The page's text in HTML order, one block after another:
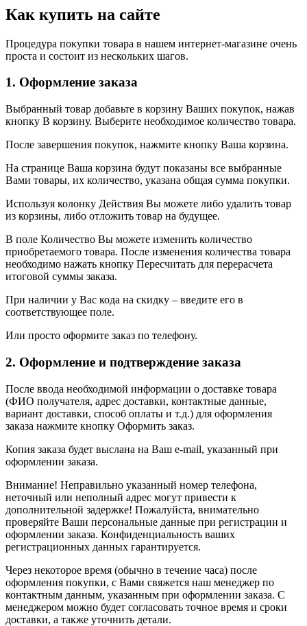
Как купить на сайте
Процедура покупки товара в нашем интернет-магазине очень
проста и состоит из нескольких шагов.
1. Оформление заказа
Выбранный товар добавьте в корзину Ваших покупок, нажав
кнопку В корзину. Выберите необходимое количество товара.
После завершения покупок, нажмите кнопку Ваша корзина.
На странице Ваша корзина будут показаны все выбранные
Вами товары, их количество, указана общая сумма покупки.
Используя колонку Действия Вы можете либо удалить товар
из корзины, либо отложить товар на будущее.
В поле Количество Вы можете изменить количество
приобретаемого товара. После изменения количества товара
необходимо нажать кнопку Пересчитать для перерасчета
итоговой суммы заказа.
При наличии у Вас кода на скидку – введите его в
соответствующее поле.
Или просто оформите заказ по телефону.
2. Оформление и подтверждение заказа
После ввода необходимой информации о доставке товара
(ФИО получателя, адрес доставки, контактные данные,
вариант доставки, способ оплаты и т.д.) для оформления
заказа нажмите кнопку Оформить заказ.
Копия заказа будет выслана на Ваш e-mail, указанный при
оформлении заказа.
Внимание! Неправильно указанный номер телефона,
неточный или неполный адрес могут привести к
дополнительной задержке! Пожалуйста, внимательно
проверяйте Ваши персональные данные при регистрации и
оформлении заказа. Конфиденциальность ваших
регистрационных данных гарантируется.
Через некоторое время (обычно в течение часа) после
оформления покупки, с Вами свяжется наш менеджер по
контактным данным, указанным при оформлении заказа. С
менеджером можно будет согласовать точное время и сроки
доставки, а также уточнить детали.